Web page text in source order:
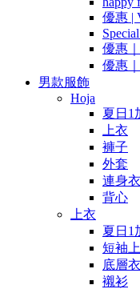
優惠 |
優惠
優惠
男款服飾
Hoja
夏日1
上衣
褲子
外套
連身衣
背心
上衣
夏日1
短袖
底層衣
襯衫